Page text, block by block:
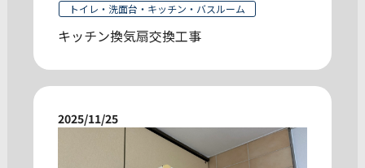
トイレ・洗面台・キッチン・バスルーム
キッチン換気扇交換工事
2025/11/25